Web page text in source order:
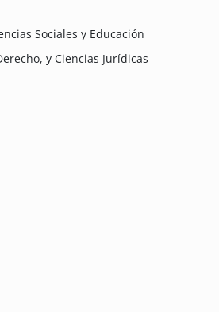
Sociales y Educación
y Ciencias Jurídicas